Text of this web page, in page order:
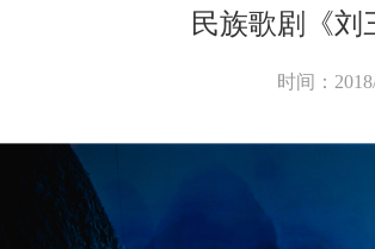
民族歌剧《刘
时间：